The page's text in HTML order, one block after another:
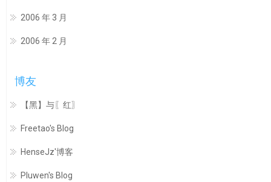
2006 年 3 月
2006 年 2 月
博友
【黑】与〖红〗
Freetao's Blog
HenseJz'博客
Pluwen's Blog